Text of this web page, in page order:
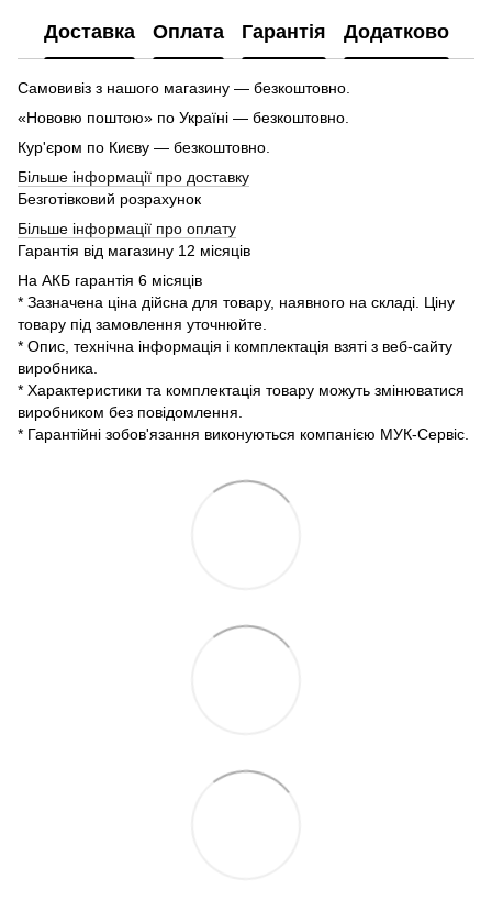
Доставка Оплата Гарантія Додатково
Самовивіз з нашого магазину — безкоштовно.
«Нововю поштою» по Україні — безкоштовно.
Кур'єром по Києву — безкоштовно.
Більше інформації про доставку
Безготівковий розрахунок
Більше інформації про оплату
Гарантія від магазину 12 місяців
На АКБ гарантія 6 місяців
* Зазначена ціна дійсна для товару, наявного на складі. Ціну
товару під замовлення уточнюйте.
* Опис, технічна інформація і комплектація взяті з веб-сайту
виробника.
* Характеристики та комплектація товару можуть змінюватися
виробником без повідомлення.
* Гарантійні зобов'язання виконуються компанією МУК-Сервіс.